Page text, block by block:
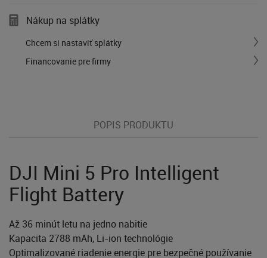
Nákup na splátky
Chcem si nastaviť splátky
Financovanie pre firmy
POPIS PRODUKTU
DJI Mini 5 Pro Intelligent
Flight Battery
Až 36 minút letu na jedno nabitie
Kapacita 2788 mAh, Li-ion technológie
Optimalizované riadenie energie pre bezpečné používanie